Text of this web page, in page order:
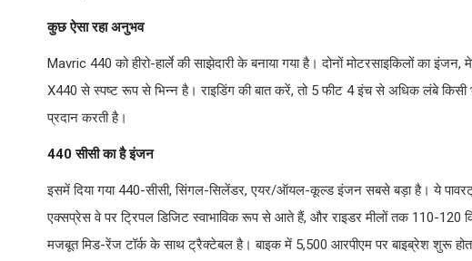
कुछ ऐसा रहा अनुभव
Mavric 440 को हीरो-हार्ले की साझेदारी के बनाया गया है। दोनों मोटरसाइकिलों का
X440 से स्पष्ट रूप से भिन्न है। राइडिंग की बात करें, तो 5 फीट 4 इंच से अधिक लंबे किसी
प्रदान करती है।
440 सीसी का है इंजन
इसमें दिया गया 440-सीसी, सिंगल-सिलेंडर, एयर/ऑयल-कूल्ड इंजन सबसे बड़ा है। ये
एक्सप्रेस वे पर ट्रिपल डिजिट स्वाभाविक रूप से आते हैं, और राइडर मीलों तक 110-120
मजबूत मिड-रेंज टॉर्क के साथ ट्रैक्टेबल है। बाइक में 5,500 आरपीएम पर बाइब्रेश शुरू